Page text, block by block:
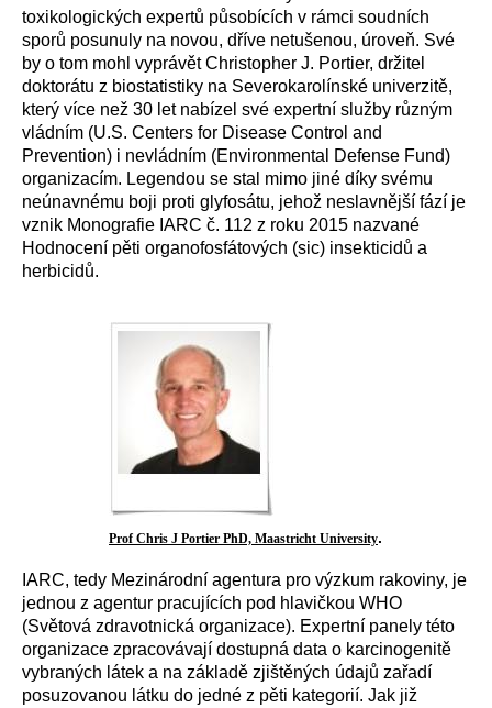
toxikologických expertů působících v rámci soudních
sporů posunuly na novou, dříve netušenou, úroveň. Své
by o tom mohl vyprávět Christopher J. Portier, držitel
doktorátu z biostatistiky na Severokarolínské univerzitě,
který více než 30 let nabízel své expertní služby různým
vládním (U.S. Centers for Disease Control and
Prevention) i nevládním (Environmental Defense Fund)
organizacím. Legendou se stal mimo jiné díky svému
neúnavnému boji proti glyfosátu, jehož neslavnější fází je
vznik Monografie IARC č. 112 z roku 2015 nazvané
Hodnocení pěti organofosfátových (sic) insekticidů a
herbicidů.
Prof Chris J Portier PhD, Maastricht University.
IARC, tedy Mezinárodní agentura pro výzkum rakoviny, je
jednou z agentur pracujících pod hlavičkou WHO
(Světová zdravotnická organizace). Expertní panely této
organizace zpracovávají dostupná data o karcinogenitě
vybraných látek a na základě zjištěných údajů zařadí
posuzovanou látku do jedné z pěti kategorií. Jak již